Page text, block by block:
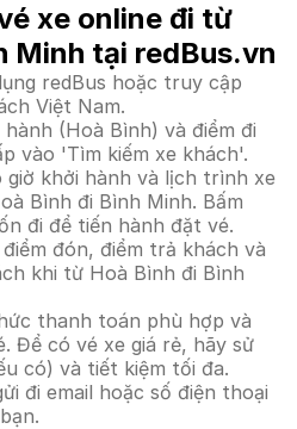
xe online đi từ
Minh tại redBus.vn
redBus hoặc truy cập
Việt Nam.
(Hoà Bình) và điểm đi
vào 'Tìm kiếm xe khách'.
giờ khởi hành và lịch trình xe
Bình đi Bình Minh. Bấm
đi để tiến hành đặt vé.
đón, điểm trả khách và
khi từ Hoà Bình đi Bình
thanh toán phù hợp và
Để có vé xe giá rẻ, hãy sử
có) và tiết kiệm tối đa.
đi email hoặc số điện thoại